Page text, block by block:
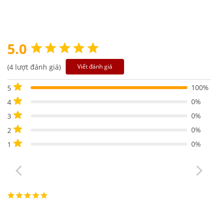
5.0
(4 lượt đánh giá) Viết đánh giá
5
100%
4
0%
3
0%
2
0%
1
0%